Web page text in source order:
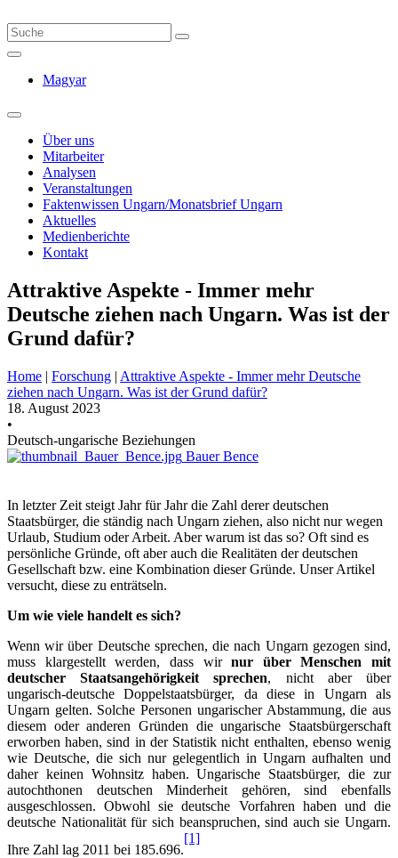
Magyar
Über uns
Mitarbeiter
Analysen
Veranstaltungen
Faktenwissen Ungarn/Monatsbrief Ungarn
Aktuelles
Medienberichte
Kontakt
Attraktive Aspekte - Immer mehr
Deutsche ziehen nach Ungarn. Was ist der
Grund dafür?
Home | Forschung | Attraktive Aspekte - Immer mehr Deutsche
ziehen nach Ungarn. Was ist der Grund dafür?
18. August 2023
•
Deutsch-ungarische Beziehungen
Bauer Bence
In letzter Zeit steigt Jahr für Jahr die Zahl derer deutschen
Staatsbürger, die ständig nach Ungarn ziehen, also nicht nur wegen
Urlaub, Studium oder Arbeit. Aber warum ist das so? Oft sind es
persönliche Gründe, oft aber auch die Realitäten der deutschen
Gesellschaft bzw. eine Kombination dieser Gründe. Unser Artikel
versucht, diese zu enträtseln.
Um wie viele handelt es sich?
Wenn wir über Deutsche sprechen, die nach Ungarn gezogen sind,
muss klargestellt werden, dass wirnur über Menschen mit
deutscher Staatsangehörigkeit sprechen, nicht aber über
ungarisch-deutsche Doppelstaatsbürger, da diese in Ungarn als
Ungarn gelten. Solche Personen ungarischer Abstammung, die aus
diesem oder anderen Gründen die ungarische Staatsbürgerschaft
erworben haben, sind in der Statistik nicht enthalten, ebenso wenig
wie Deutsche, die sich nur gelegentlich in Ungarn aufhalten und
daher keinen Wohnsitz haben. Ungarische Staatsbürger, die zur
autochthonen deutschen Minderheit gehören, sind ebenfalls
ausgeschlossen. Obwohl sie deutsche Vorfahren haben und die
deutsche Nationalität für sich beanspruchen, sind auch sie Ungarn.
Ihre Zahl lag 2011 bei 185.696.
[1]